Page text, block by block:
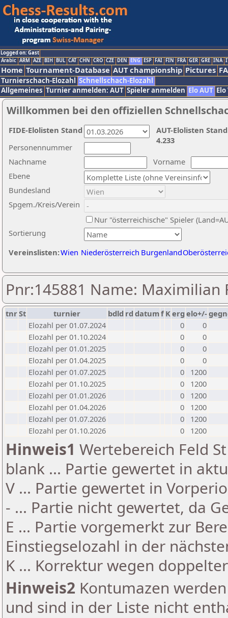
Logged on: Gast
Arabic ARM AZE BIH BUL CAT CHN CRO CZE DEN ENG ESP FAI FIN FRA GER GRE INA
Home Tournament-Database AUT championship Pictures
Turnierschach-Elozahl Schnellschach-Elozahl
Allgemeines Turnier anmelden: AUT Spieler anmelden Elo AUT
Willkommen bei den offiziellen
Nachname
Vorname
Ebene
Sortierung
Personennummer
Bundesland
Spgem./Kreis/Verein
Nur "österreichische" Spieler
Vereinslisten:Wien Niederösterreich Burgenland
AUT-Elolisten
4.233
FIDE-Elolisten Stand
Pnr:145881 Name: Maximilian
tnrSt turnier bdld rd datumf Kerg elo+/-
Elozahl per 01.07.2024
0
0
Elozahl per 01.10.2024
0
0
Elozahl per 01.01.2025
0
0
Elozahl per 01.04.2025
0
0
Elozahl per 01.07.2025
0
1200
Elozahl per 01.10.2025
0
1200
Elozahl per 01.01.2026
0
1200
Elozahl per 01.04.2026
0
1200
Elozahl per 01.07.2026
0
1200
Elozahl per 01.10.2026
0 1200
Hinweis1 Wertebereich Feld
blank ... Partie gewertet in
V ... Partie gewertet in
- ... Partie nicht gewertet, da
E ... Partie vorgemerkt zur
Einstiegselozahl in der
K ... Korrektur wegen
Hinweis2 Kontumazen
und sind in der Liste nicht